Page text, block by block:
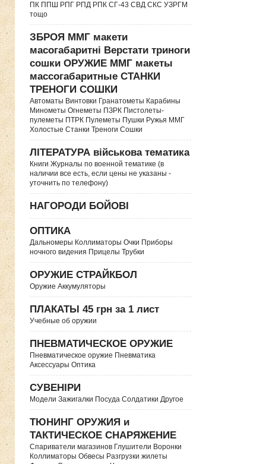
ПК ППШ РПГ РПД РПК СГ-43 СВД CКС УЗРГМ
тощо
ЗБРОЯ ММГ макети
масогабаритні Верстати триноги
сошки ОРУЖИЕ ММГ макеты
массогабаритные СТАНКИ
ТРЕНОГИ СОШКИ
Автоматы Винтовки Гранатометы Карабины
Минометы Огнеметы ПЗРК Пистолеты-
пулеметы ПТРК Пулеметы Пушки Ружья ММГ
Холостые Станки Треноги Сошки
ЛІТЕРАТУРА військова тематика
Книги Журналы по военной тематике (в
наличии все есть, если цены не указаны -
уточнить по телефону)
НАГОРОДИ БОЙОВІ
ОПТИКА
Дальномеры Коллиматоры Очки Приборы
ночного видения Прицелы Трубки
ОРУЖИЕ СТРАЙКБОЛ
Оружие Аккумуляторы
ПЛАКАТЫ 45 грн за 1 лист
Учебные об оружии
ПНЕВМАТИЧЕСКОЕ ОРУЖИЕ
Пневматическое оружие Пневматика
Аксессуары Оптика
СУВЕНІРИ
Модели Зажигалки Посуда Солдатики Другое
ТЮНИНГ ОРУЖИЯ и
ТАКТИЧЕСКОЕ СНАРЯЖЕНИЕ
Спариватели магазинов Глушители Воронки
Коллиматоры Обвесы Разгрузки жилеты